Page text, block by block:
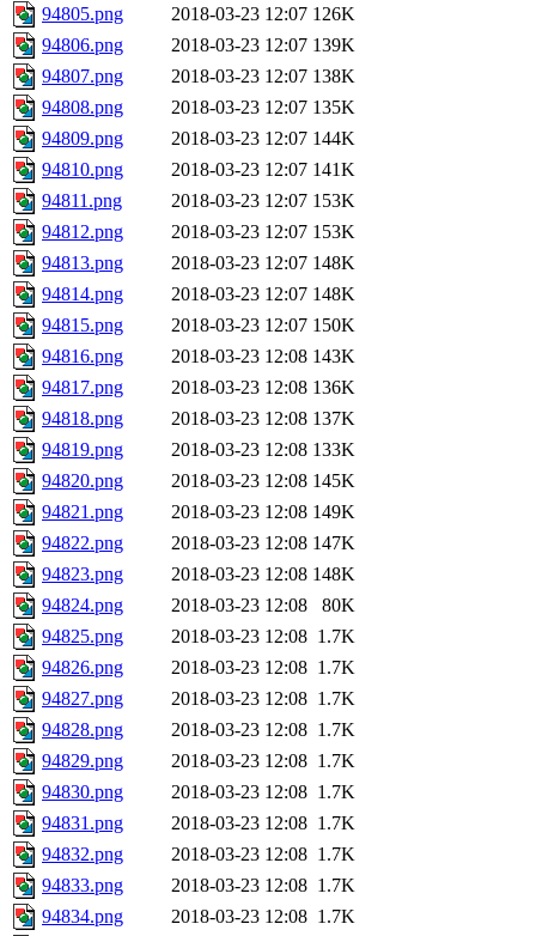
94805.png
2018-03-23 12:07 126K
94806.png
2018-03-23 12:07 139K
94807.png
2018-03-23 12:07 138K
94808.png
2018-03-23 12:07 135K
94809.png
2018-03-23 12:07 144K
94810.png
2018-03-23 12:07 141K
94811.png
2018-03-23 12:07 153K
94812.png
2018-03-23 12:07 153K
94813.png
2018-03-23 12:07 148K
94814.png
2018-03-23 12:07 148K
94815.png
2018-03-23 12:07 150K
94816.png
2018-03-23 12:08 143K
94817.png
2018-03-23 12:08 136K
94818.png
2018-03-23 12:08 137K
94819.png
2018-03-23 12:08 133K
94820.png
2018-03-23 12:08 145K
94821.png
2018-03-23 12:08 149K
94822.png
2018-03-23 12:08 147K
94823.png
2018-03-23 12:08 148K
94824.png
2018-03-23 12:08
80K
94825.png
2018-03-23 12:08 1.7K
94826.png
2018-03-23 12:08 1.7K
94827.png
2018-03-23 12:08 1.7K
94828.png
2018-03-23 12:08 1.7K
94829.png
2018-03-23 12:08 1.7K
94830.png
2018-03-23 12:08 1.7K
94831.png
2018-03-23 12:08 1.7K
94832.png
2018-03-23 12:08 1.7K
94833.png
2018-03-23 12:08 1.7K
94834.png
2018-03-23 12:08 1.7K